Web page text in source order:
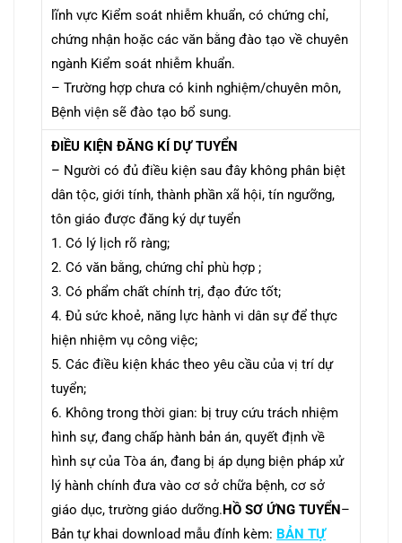
lĩnh vực Kiểm soát nhiễm khuẩn, có chứng chỉ,
chứng nhận hoặc các văn bằng đào tạo về chuyên
ngành Kiểm soát nhiễm khuẩn.
– Trường hợp chưa có kinh nghiệm/chuyên môn,
Bệnh viện sẽ đào tạo bổ sung.
ĐIỀU KIỆN ĐĂNG KÍ DỰ TUYỂN
– Người có đủ điều kiện sau đây không phân biệt
dân tộc, giới tính, thành phần xã hội, tín ngưỡng,
tôn giáo được đăng ký dự tuyển
1. Có lý lịch rõ ràng;
2. Có văn bằng, chứng chỉ phù hợp ;
3. Có phẩm chất chính trị, đạo đức tốt;
4. Đủ sức khoẻ, năng lực hành vi dân sự để thực
hiện nhiệm vụ công việc;
5. Các điều kiện khác theo yêu cầu của vị trí dự
tuyển;
6. Không trong thời gian: bị truy cứu trách nhiệm
hình sự, đang chấp hành bản án, quyết định về
hình sự của Tòa án, đang bị áp dụng biện pháp xử
lý hành chính đưa vào cơ sở chữa bệnh, cơ sở
giáo dục, trường giáo dưỡng.HỒ SƠ ỨNG TUYỂN–
Bản tự khai download mẫu đính kèm: BẢN TỰ